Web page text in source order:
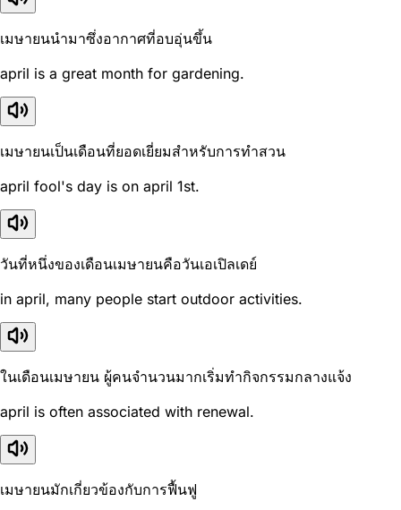
เมษายนนำมาซึ่งอากาศที่อบอุ่นขึ้น
april is a great month for gardening.
เมษายนเป็นเดือนที่ยอดเยี่ยมสำหรับการทำสวน
april fool's day is on april 1st.
วันที่หนึ่งของเดือนเมษายนคือวันเอเปิลเดย์
in april, many people start outdoor activities.
ในเดือนเมษายน ผู้คนจำนวนมากเริ่มทำกิจกรรมกลางแจ้ง
april is often associated with renewal.
เมษายนมักเกี่ยวข้องกับการฟื้นฟู